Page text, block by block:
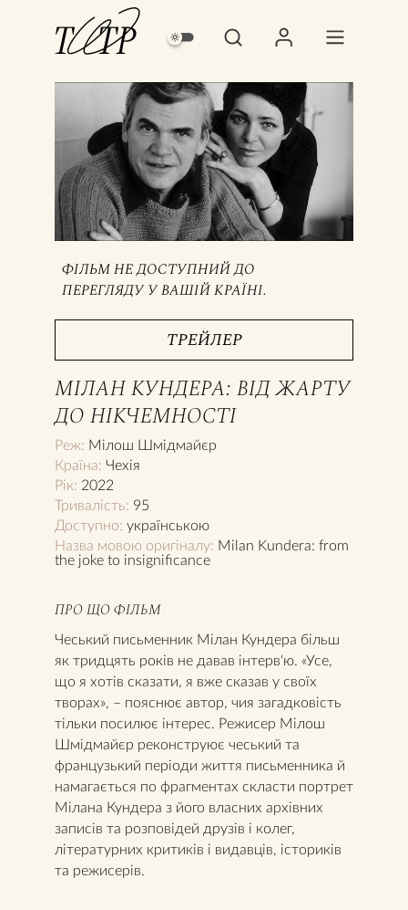
ФІЛЬМ НЕ ДОСТУПНИЙ ДО
ПЕРЕГЛЯДУ У ВАШІЙ КРАЇНІ.
ТРЕЙЛЕР
МІЛАН КУНДЕРА: ВІД ЖАРТУ
ДО НІКЧЕМНОСТІ
Реж: Мілош Шмідмайєр
Країна: Чехія
Рік: 2022
Тривалість: 95
Доступно: українською
Назва мовою оригіналу: Milan Kundera: from
the joke to insignificance
ПРО ЩО ФІЛЬМ
Чеський письменник Мілан Кундера більш
як тридцять років не давав інтерв'ю. «Усе,
що я хотів сказати, я вже сказав у своїх
творах», – пояснює автор, чия загадковість
тільки посилює інтерес. Режисер Мілош
Шмідмайєр реконструює чеський та
французький періоди життя письменника й
намагається по фрагментах скласти портрет
Мілана Кундера з його власних архівних
записів та розповідей друзів і колег,
літературних критиків і видавців, істориків
та режисерів.